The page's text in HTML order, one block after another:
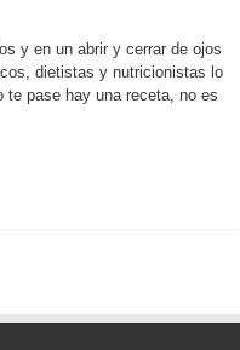
y en un abrir y cerrar de ojos
dietistas y nutricionistas lo
pase hay una receta, no es